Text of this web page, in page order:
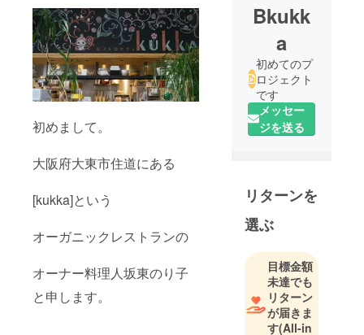
初めまして。
大阪府大東市住道にある
[kukka]という
オーガニックレストランの
オーナー料理人坂東のり子
と申します。
Bkukk
a
初めてのプ
ロジェクト
です
メッセー
ジを送る
リターンを
選ぶ
目標金額
未達でも
リターン
が届きま
す(All-in